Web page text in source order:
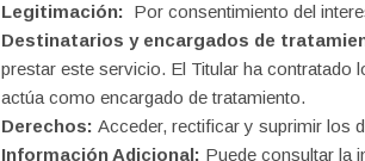
Legitimación: Por consentimiento del
Destinatarios y encargados de
prestar este servicio. El Titular ha
actúa como encargado de tratamiento.
Derechos: Acceder, rectificar y suprimir los
Información Adicional: Puede consultar la